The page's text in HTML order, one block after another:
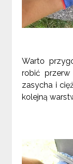
Warto
robić
zasycha i
kolejną